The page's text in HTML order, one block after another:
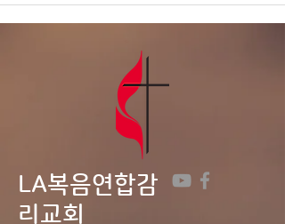
LA복음연합감
리교회